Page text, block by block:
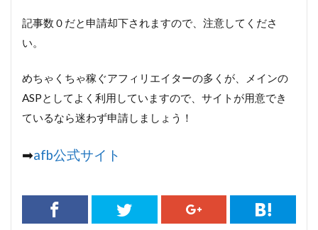
記事数０だと申請却下されますので、注意してくださ
い。
めちゃくちゃ稼ぐアフィリエイターの多くが、メインの
ASPとしてよく利用していますので、サイトが用意でき
ているなら迷わず申請しましょう！
➡afb公式サイト